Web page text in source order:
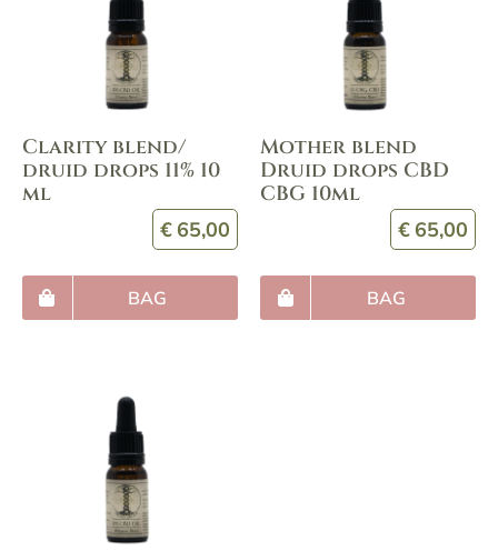
Clarity blend/
druid drops 11% 10
ml
€ 65,00
BAG
Mother blend
Druid drops CBD
CBG 10ml
€ 65,00
BAG